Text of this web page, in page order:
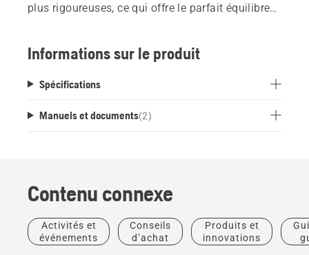
plus rigoureuses, ce qui offre le parfait équilibre
Husqvarna à faible émission de fumée est
température de fonctionnement la plus basse
possible, ce qui prévient les pannes prématurées
de roulement de moteur. Comporte le sceau FMV
durabilité des moteurs Husqvarna.
Informations sur le produit
Spécifications
Manuels et documents(2)
Contenu connexe
Activités et
événements
Conseils
d’achat
Produits et
innovations